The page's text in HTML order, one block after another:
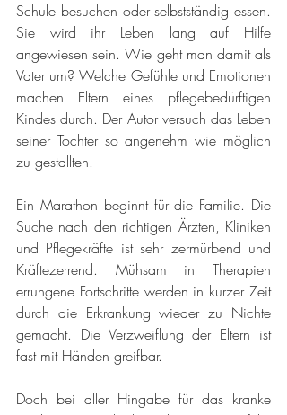
Schule besuchen oder selbstständig essen.
Sie wird ihr Leben lang auf Hilfe
angewiesen sein. Wie geht man damit als
Vater um? Welche Gefühle und Emotionen
machen Eltern eines pflegebedürftigen
Kindes durch. Der Autor versuch das Leben
seiner Tochter so angenehm wie möglich
zu gestallten.
Ein Marathon beginnt für die Familie. Die
Suche nach den richtigen Ärzten, Kliniken
und Pflegekräfte ist sehr zermürbend und
Kräftezerrend. Mühsam in Therapien
errungene Fortschritte werden in kurzer Zeit
durch die Erkrankung wieder zu Nichte
gemacht. Die Verzweiflung der Eltern ist
fast mit Händen greifbar.
Doch bei aller Hingabe für das kranke